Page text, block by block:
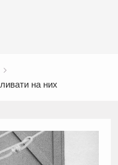
на них